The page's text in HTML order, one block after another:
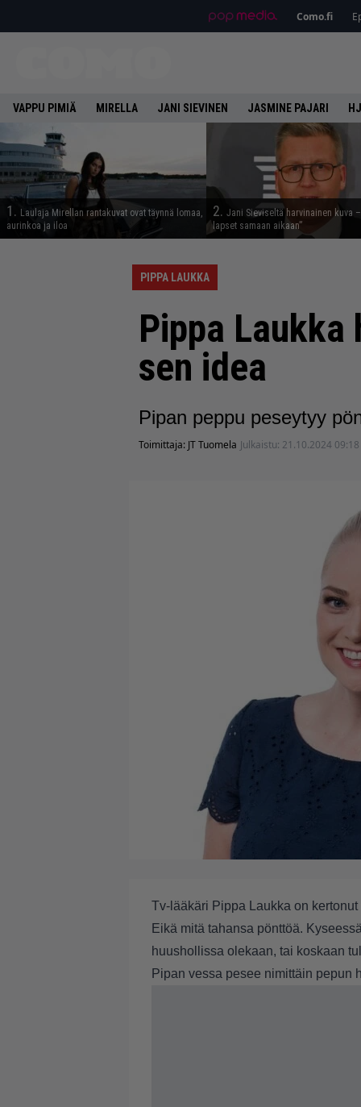
Como.fi
VAPPU PIMIÄ MIRELLA JANI SIEVINEN JASMINE PAJARI
1. Laulaja Mirellan rantakuvat ovat täynnä lomaa,
aurinkoa ja iloa
2. Jani Sieviseltä harvinainen kuva
lapset samaan aikaan”
PIPPA LAUKKA
Pippa
sen idea
Pipan peppu peseytyy
Toimittaja: JT Tuomela Julkaistu: 21.10.2024 09:18
Tv-lääkäri Pippa Laukka on
Eikä mitä tahansa pönttöä.
huushollissa olekaan, tai koskaan
Pipan vessa pesee nimittäin pepun